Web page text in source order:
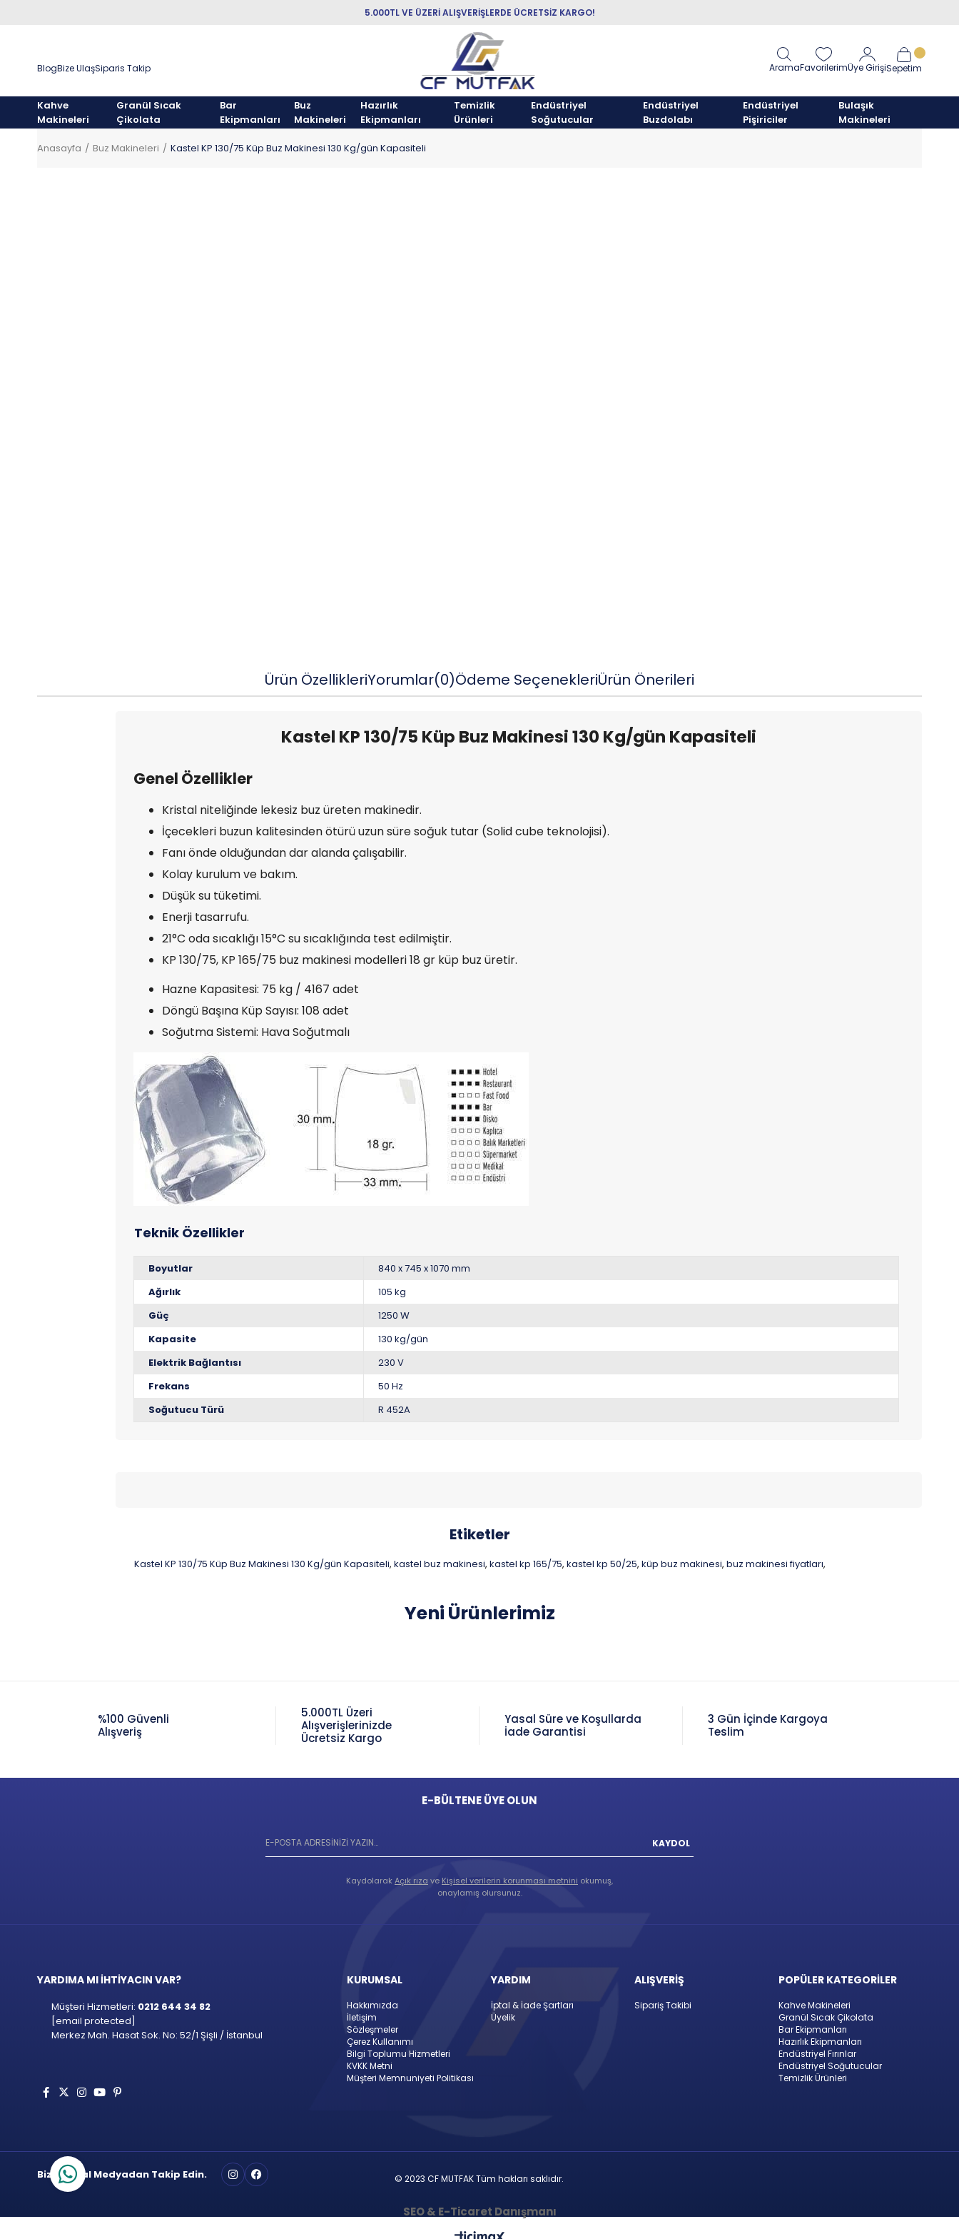
5.000TL VE ÜZERİ ALIŞVERİŞLERDE ÜCRETSİZ KARGO!
BlogBize UlaşSiparis Takip AramaFavorilerimÜye GirişiSepetim
Kahve
Makineleri
Granül Sıcak
Çikolata
Bar
Ekipmanları
Buz
Makineleri
Hazırlık
Ekipmanları
Temizlik
Ürünleri
Endüstriyel
Soğutucular
Endüstriyel
Buzdolabı
Endüstriyel
Pişiriciler
Bulaşık
Makineleri
Anasayfa Buz Makineleri Kastel KP 130/75 Küp Buz Makinesi 130 Kg/gün Kapasiteli
Ürün ÖzellikleriYorumlar(0)Ödeme SeçenekleriÜrün Önerileri
Kastel KP 130/75 Küp Buz Makinesi 130 Kg/gün Kapasiteli
Genel Özellikler
Kristal niteliğinde lekesiz buz üreten makinedir.
İçecekleri buzun kalitesinden ötürü uzun süre soğuk tutar (Solid cube teknolojisi).
Fanı önde olduğundan dar alanda çalışabilir.
Kolay kurulum ve bakım.
Düşük su tüketimi.
Enerji tasarrufu.
21°C oda sıcaklığı 15°C su sıcaklığında test edilmiştir.
KP 130/75, KP 165/75 buz makinesi modelleri 18 gr küp buz üretir.
Hazne Kapasitesi: 75 kg / 4167 adet
Döngü Başına Küp Sayısı: 108 adet
Soğutma Sistemi: Hava Soğutmalı
Boyutlar
840 x 745 x 1070 mm
Ağırlık
105 kg
Güç
1250 W
Kapasite
130 kg/gün
Elektrik Bağlantısı
230 V
Frekans
50 Hz
Soğutucu Türü
R 452A
Etiketler
Kastel KP 130/75 Küp Buz Makinesi 130 Kg/gün Kapasiteli, kastel buz makinesi, kastel kp 165/75, kastel kp 50/25, küp buz makinesi, buz makinesi fiyatları,
Yeni Ürünlerimiz
%100 Güvenli
Alışveriş
5.000TL Üzeri
Alışverişlerinizde
Ücretsiz Kargo
Yasal Süre ve Koşullarda
İade Garantisi
3 Gün İçinde Kargoya
Teslim
E-BÜLTENE ÜYE OLUN
KAYDOL
KaydolarakAçık rıza ve Kişisel verilerin korunması metnini okumuş,
onaylamış olursunuz.
YARDIMA MI İHTİYACIN VAR?
Müşteri Hizmetleri: 0212 644 34 82
[email protected]
Merkez Mah. Hasat Sok. No: 52/1 Şişli / İstanbul
KURUMSAL
Hakkımızda
İletişim
Sözleşmeler
Çerez Kullanımı
Bilgi Toplumu Hizmetleri
KVKK Metni
Müşteri Memnuniyeti Politikası
YARDIM
İptal & İade Şartları
Üyelik
ALIŞVERİŞ
Sipariş Takibi
POPÜLER KATEGORİLER
Kahve Makineleri
Granül Sıcak Çikolata
Bar Ekipmanları
Hazırlık Ekipmanları
Endüstriyel Fırınlar
Endüstriyel Soğutucular
Temizlik Ürünleri
Bizi Sosyal Medyadan Takip Edin. © 2023 CF MUTFAK Tüm hakları saklıdır.
SEO & E-Ticaret Danışmanı